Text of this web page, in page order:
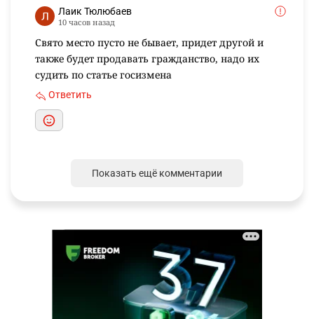
Лаик Тюлюбаев
10 часов назад
Свято место пусто не бывает, придет другой и
также будет продавать гражданство, надо их
судить по статье госизмена
Ответить
Показать ещё комментарии